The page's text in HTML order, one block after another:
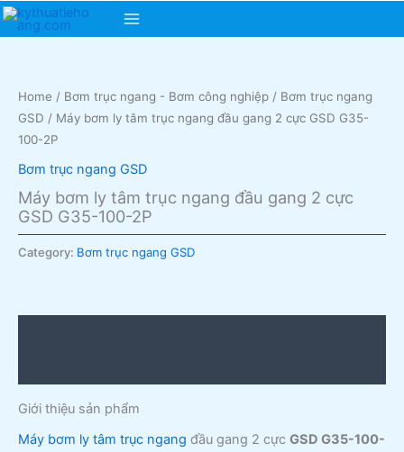
Skip
Main
Home / Bơm trục ngang - Bơm công nghiệp / Bơm trục ngang
GSD / Máy bơm ly tâm trục ngang đầu gang 2 cực GSD G35-
100-2P
Bơm trục ngang GSD
Máy bơm ly tâm trục ngang đầu gang 2 cực
GSD G35-100-2P
Category: Bơm trục ngang GSD
Giới thiệu sản phẩm
Máy bơm ly tâm trục ngang đầu gang 2 cực GSD G35-100-